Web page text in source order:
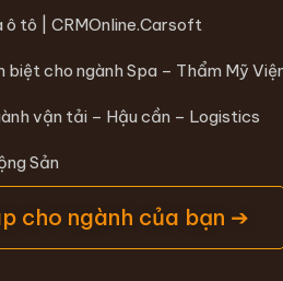
ô tô | CRMOnline.Carsoft
biệt cho ngành Spa – Thẩm Mỹ
vận tải – Hậu cần – Logistics
Sản
cho ngành của bạn ➔